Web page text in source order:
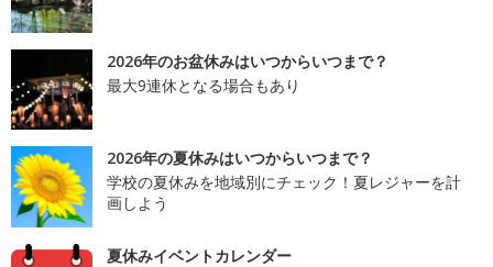
2026年のお盆休みはいつからいつまで？
最大9連休となる場合もあり
2026年の夏休みはいつからいつまで？
学校の夏休みを地域別にチェック！夏レジャーを計
画しよう
夏休みイベントカレンダー